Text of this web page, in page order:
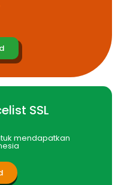
SSL
mendapatkan